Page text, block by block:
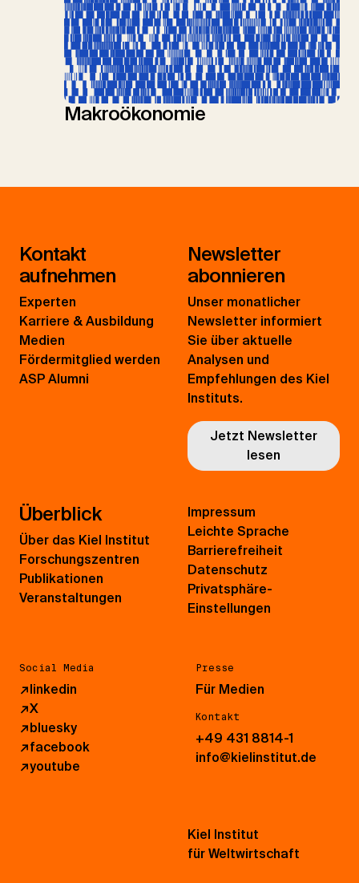
Makroökonomie
Kontakt
aufnehmen
Experten
Karriere & Ausbildung
Medien
Fördermitglied werden
ASP Alumni
Newsletter
abonnieren
Unser monatlicher
Newsletter informiert
Sie über aktuelle
Analysen und
Empfehlungen des Kiel
Instituts.
Jetzt Newsletter
lesen
Überblick
Über das Kiel Institut
Forschungszentren
Publikationen
Veranstaltungen
Social Media
↗linkedin
↗X
↗bluesky
↗facebook
↗youtube
Presse
Für Medien
Kontakt
+49 431 8814-1
info@kielinstitut.de
Impressum
Leichte Sprache
Barrierefreiheit
Datenschutz
Privatsphäre-
Einstellungen
Kiel Institut
für Weltwirtschaft